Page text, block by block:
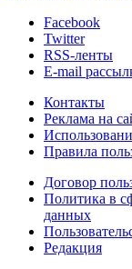
Facebook
Twitter
RSS-ленты
E-mail
Контакты
Реклама на
Правила
Договор
Политика в
данных
Редакция